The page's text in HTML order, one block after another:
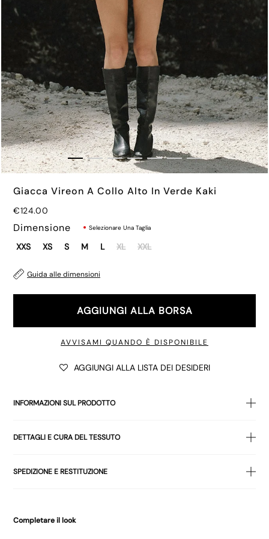
Giacca Vireon A Collo Alto In Verde Kaki
€124.00
Dimensione Selezionare Una Taglia
XXS XS S M L XL XXL
Guida alle dimensioni
AGGIUNGI ALLA BORSA
AVVISAMI QUANDO È DISPONIBILE
AGGIUNGI ALLA LISTA DEI DESIDERI
INFORMAZIONI SUL PRODOTTO
oversize, colletto e ampie tasche sul davanti.
MODELLA: 5'7
DETTAGLI E CURA DEL TESSUTO
Lavare seguendo le istruzioni riportate sull'etichetta di cura dei
SPEDIZIONE E RESTITUZIONE
arriverà in modo rapido e affidabile.
Completare il look
Prezzo normale
€39.00Prezzo normale
€65.00